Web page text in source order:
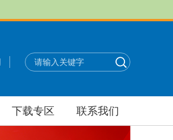
下载专区 联系我们